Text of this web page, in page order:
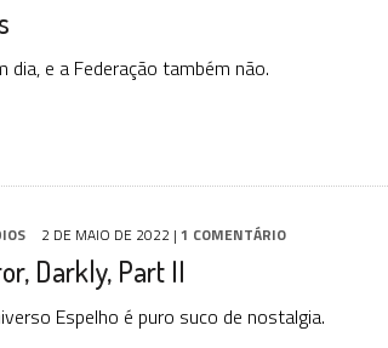
e a Federação também não.
2 DE MAIO DE 2022 | 1 COMENTÁRIO
Darkly, Part II
Espelho é puro suco de nostalgia.